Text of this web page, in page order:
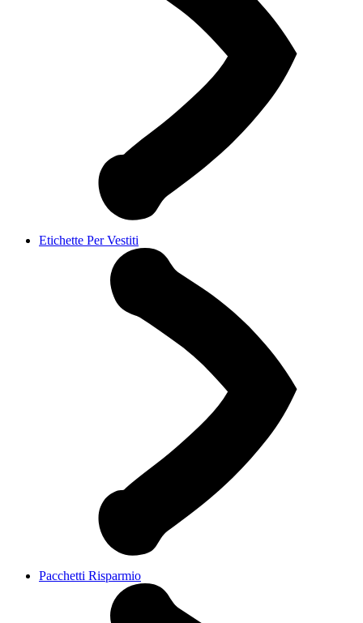
Etichette Per Vestiti
Pacchetti Risparmio